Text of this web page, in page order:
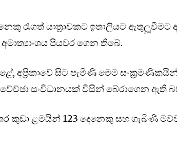
රැගත් යාත්‍රාවකට ඉතාලියට ඇතුලූවීමට
පියවර ගෙන තිබේ.
අප්‍රිකාවේ සිට පැමිණි මෙම සංක්‍රමණිකයින්
සංවිධානයක් විසින් බේරාගෙන ඇති
කුඩා ළමයින් 123 දෙනෙකු සහ ගැබිණි